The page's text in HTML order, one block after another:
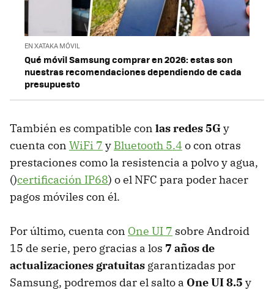
EN XATAKA MÓVIL
Qué móvil Samsung comprar en 2026: estas son
nuestras recomendaciones dependiendo de cada
presupuesto
También es compatible con las redes 5Gy
cuenta con WiFi 7 y Bluetooth 5.4 o con otras
prestaciones como la resistencia a polvo y agua,
()certificación IP68) o el NFC para poder hacer
pagos móviles con él.
Por último, cuenta con One UI 7 sobre Android
15 de serie, pero gracias a los 7 años de
actualizaciones gratuitas garantizadas por
Samsung, podremos dar el salto a One UI 8.5 y